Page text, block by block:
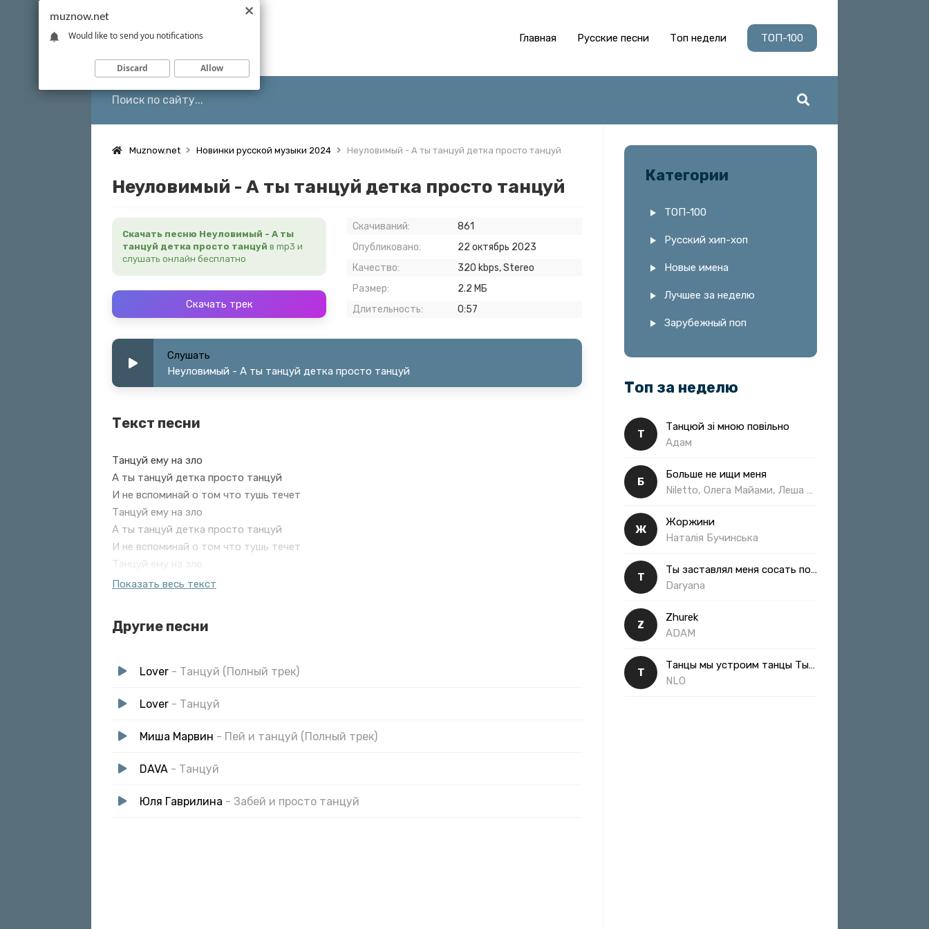
Главная Русские песни Топ недели ТОП-100
Muznow.net Новинки русской музыки 2024 Неуловимый - А ты танцуй детка просто танцуй
Неуловимый - А ты танцуй детка просто танцуй
Скачать песню Неуловимый - А ты
танцуй детка просто танцуй в mp3 и
слушать онлайн бесплатно
Скачать трек
Скачиваний:
861
Опубликовано:
22 октябрь 2023
Качество:
320 kbps, Stereo
Размер:
2.2 МБ
Длительность:
0:57
Слушать
Неуловимый - А ты танцуй детка просто танцуй
Текст песни
Танцуй ему на зло
А ты танцуй детка просто танцуй
И не вспоминай о том что тушь течет
Танцуй ему на зло
А ты танцуй детка просто танцуй
И не вспоминай о том что тушь течет
Танцуй ему на зло
И не вспоминай о том что тушь течет
А ты танцуй детка просто танцуй
Танцуй ему на зло
Показать весь текст
Другие песни
Lover - Танцуй (Полный трек)
Lover - Танцуй
Миша Марвин - Пей и танцуй (Полный трек)
DAVA - Танцуй
Юля Гаврилина - Забей и просто танцуй
Категории
ТОП-100
Русский хип-хоп
Новые имена
Лучшее за неделю
Зарубежный поп
Топ за неделю
Т
Танцюй зі мною повільно
Адам
Б
Больше не ищи меня
Ж
Жоржини
Наталія Бучинська
Т
Ты заставлял меня сосать полная
Daryana
Z
Zhurek
ADAM
Т
Танцы мы устроим танцы Ты такая классная
NLO
muznow.net
Would like to send you notifications
Discard Allow